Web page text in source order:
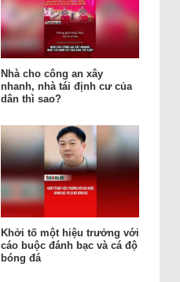
Nhà cho công an xây
nhanh, nhà tái định cư của
dân thì sao?
Khởi tố một hiệu trưởng với
cáo buộc đánh bạc và cá độ
bóng đá